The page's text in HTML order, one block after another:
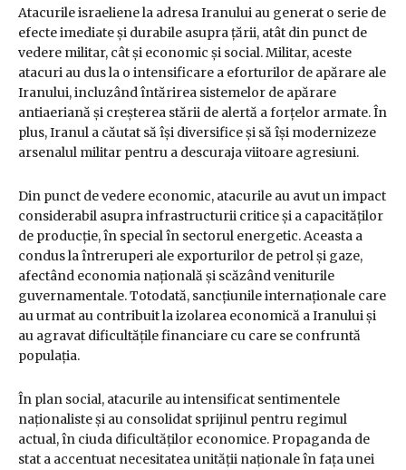
Atacurile israeliene la adresa Iranului au generat o serie de
efecte imediate și durabile asupra țării, atât din punct de
vedere militar, cât și economic și social. Militar, aceste
atacuri au dus la o intensificare a eforturilor de apărare ale
Iranului, incluzând întărirea sistemelor de apărare
antiaeriană și creșterea stării de alertă a forțelor armate. În
plus, Iranul a căutat să își diversifice și să își modernizeze
arsenalul militar pentru a descuraja viitoare agresiuni.
Din punct de vedere economic, atacurile au avut un impact
considerabil asupra infrastructurii critice și a capacităților
de producție, în special în sectorul energetic. Aceasta a
condus la întreruperi ale exporturilor de petrol și gaze,
afectând economia națională și scăzând veniturile
guvernamentale. Totodată, sancțiunile internaționale care
au urmat au contribuit la izolarea economică a Iranului și
au agravat dificultățile financiare cu care se confruntă
populația.
În plan social, atacurile au intensificat sentimentele
naționaliste și au consolidat sprijinul pentru regimul
actual, în ciuda dificultăților economice. Propaganda de
stat a accentuat necesitatea unității naționale în fața unei